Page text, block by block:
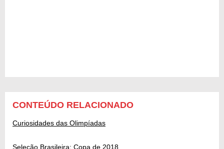
CONTEÚDO RELACIONADO
Curiosidades das Olimpíadas
Seleção Brasileira: Copa de 2018